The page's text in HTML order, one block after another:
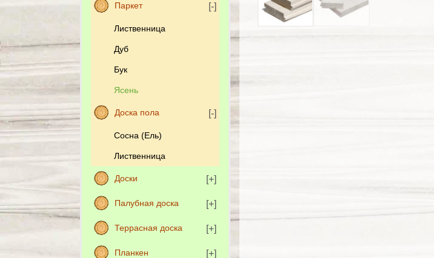
Паркет
Лиственница
Дуб
Бук
Ясень
Доска пола
Сосна (Ель)
Лиственница
Доски
Палубная доска
Террасная доска
Планкен